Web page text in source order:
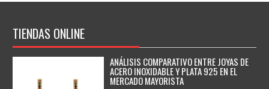
TIENDAS ONLINE
ANÁLISIS COMPARATIVO ENTRE JOYAS DE
ACERO INOXIDABLE Y PLATA 925 EN EL
MERCADO MAYORISTA